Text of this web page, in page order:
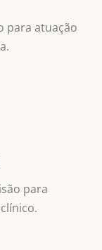
para atuação
para